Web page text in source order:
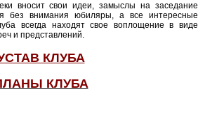
вносит свои идеи, замыслы на заседание
без внимания юбиляры, а все интересные
всегда находят свое воплощение в виде
и представлений.
КЛУБА
КЛУБА